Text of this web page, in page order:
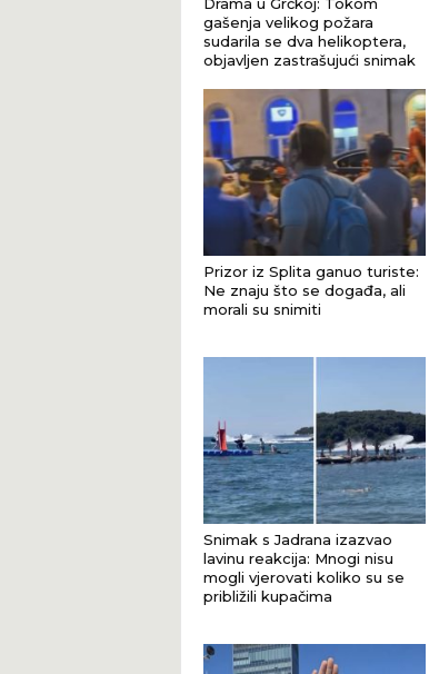
gašenja velikog požara
sudarila se dva helikoptera,
objavljen zastrašujući snimak
Prizor iz Splita ganuo turiste:
Ne znaju što se događa, ali
morali su snimiti
Snimak s Jadrana izazvao
lavinu reakcija: Mnogi nisu
mogli vjerovati koliko su se
približili kupačima